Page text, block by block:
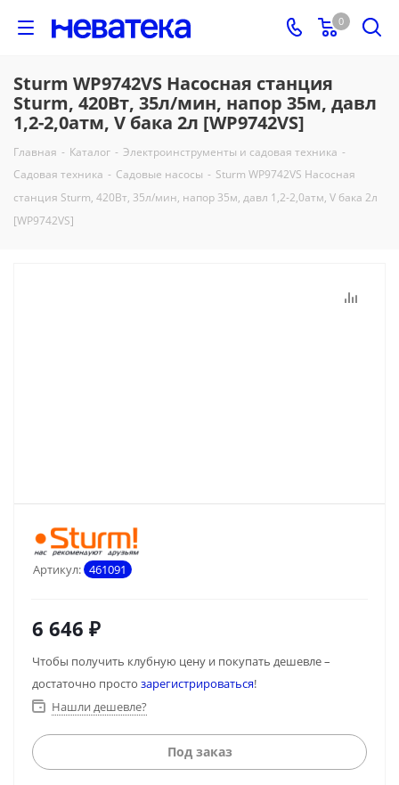
0
Sturm WP9742VS Насосная станция
Sturm, 420Вт, 35л/мин, напор 35м, давл
1,2-2,0атм, V бака 2л [WP9742VS]
Главная - Каталог - Электроинструменты и садовая техника -
Садовая техника - Садовые насосы - Sturm WP9742VS Насосная
станция Sturm, 420Вт, 35л/мин, напор 35м, давл 1,2-2,0атм, V бака 2л
[WP9742VS]
Артикул: 461091
6 646 ₽
Чтобы получить клубную цену и покупать дешевле –
достаточно просто зарегистрироваться!
Нашли дешевле?
Под заказ